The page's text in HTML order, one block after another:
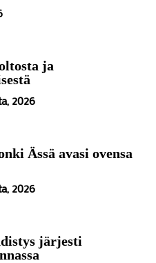
ja
2026
Ässä avasi ovensa
2026
järjesti